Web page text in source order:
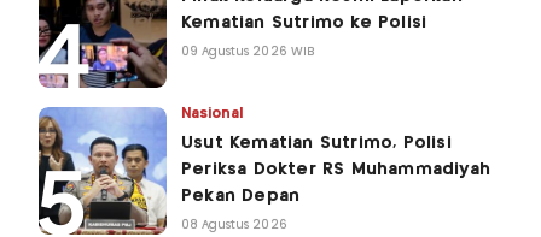
Kematian Sutrimo ke Polisi
09 Agustus 2026 WIB
Nasional
Usut Kematian Sutrimo, Polisi
Periksa Dokter RS Muhammadiyah
Pekan Depan
08 Agustus 2026